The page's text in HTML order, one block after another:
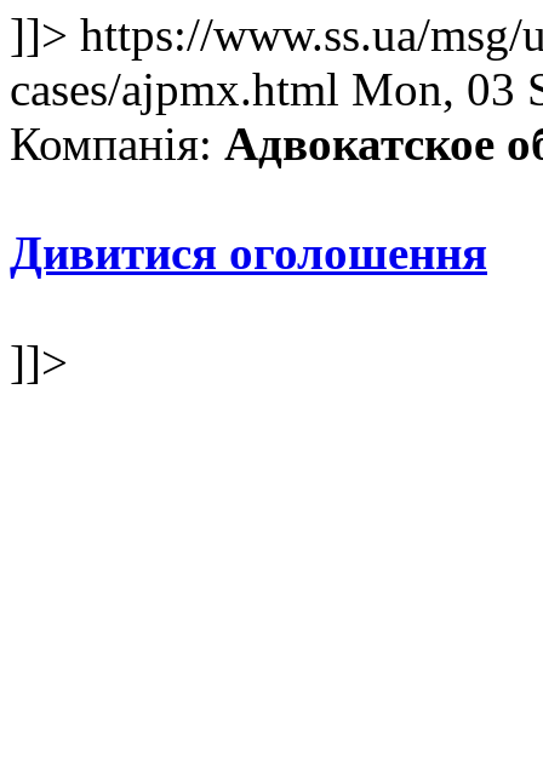
]]> https://www.ss.ua/
cases/ajpmx.html Mon, 03
Компанія: Адвокатское
Дивитися оголошення
]]>